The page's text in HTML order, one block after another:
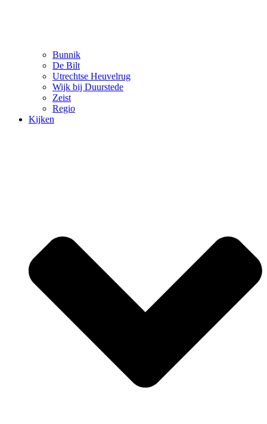
Bunnik
De Bilt
Utrechtse Heuvelrug
Wijk bij Duurstede
Zeist
Regio
Kijken